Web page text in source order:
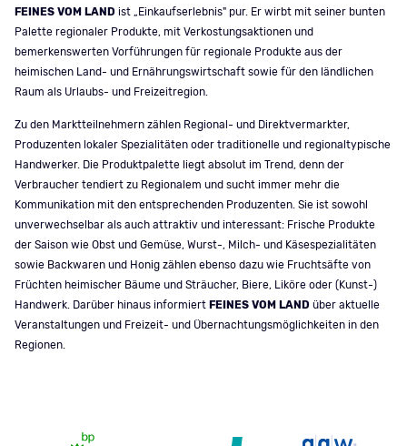
FEINES VOM LAND ist „Einkaufserlebnis" pur. Er wirbt mit seiner bunten
Palette regionaler Produkte, mit Verkostungsaktionen und
bemerkenswerten Vorführungen für regionale Produkte aus der
heimischen Land- und Ernährungswirtschaft sowie für den ländlichen
Raum als Urlaubs- und Freizeitregion.
Zu den Marktteilnehmern zählen Regional- und Direktvermarkter,
Produzenten lokaler Spezialitäten oder traditionelle und regionaltypische
Handwerker. Die Produktpalette liegt absolut im Trend, denn der
Verbraucher tendiert zu Regionalem und sucht immer mehr die
Kommunikation mit den entsprechenden Produzenten. Sie ist sowohl
unverwechselbar als auch attraktiv und interessant: Frische Produkte
der Saison wie Obst und Gemüse, Wurst-, Milch- und Käsespezialitäten
sowie Backwaren und Honig zählen ebenso dazu wie Fruchtsäfte von
Früchten heimischer Bäume und Sträucher, Biere, Liköre oder (Kunst-)
Handwerk. Darüber hinaus informiert FEINES VOM LAND über aktuelle
Veranstaltungen und Freizeit- und Übernachtungsmöglichkeiten in den
Regionen.